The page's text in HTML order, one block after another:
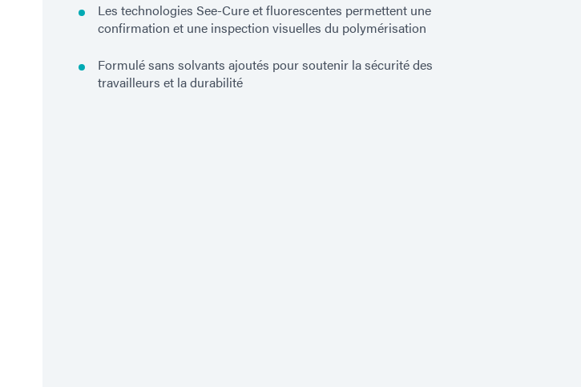
Les technologies See-Cure et fluorescentes permettent une
confirmation et une inspection visuelles du polymérisation
Formulé sans solvants ajoutés pour soutenir la sécurité des
travailleurs et la durabilité